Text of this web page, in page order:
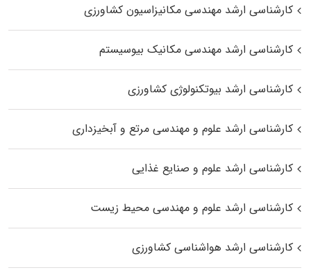
کارشناسی ارشد مهندسی مکانیزاسیون کشاورزی
کارشناسی ارشد مهندسی مکانیک بیوسیستم
کارشناسی ارشد بیوتکنولوژی کشاورزی
کارشناسی ارشد علوم و مهندسی مرتع و آبخیزداری
کارشناسی ارشد علوم و صنایع غذایی
کارشناسی ارشد علوم و مهندسی محیط زیست
کارشناسی ارشد هواشناسی کشاورزی